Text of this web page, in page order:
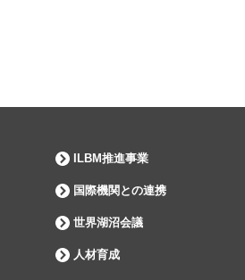
ILBM推進事業
国際機関との連携
世界湖沼会議
人材育成